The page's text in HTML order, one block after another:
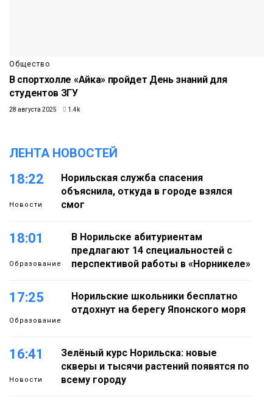
Общество
В спортхолле «Айка» пройдет День знаний для
студентов ЗГУ
28 августа 2025 1.4k
ЛЕНТА НОВОСТЕЙ
18:22
Новости
Норильская служба спасения
объяснила, откуда в городе взялся
смог
18:01
Образование
В Норильске абитуриентам
предлагают 14 специальностей с
перспективой работы в «Норникеле»
17:25
Образование
Норильские школьники бесплатно
отдохнут на берегу Японского моря
16:41
Новости
Зелёный курс Норильска: новые
скверы и тысячи растений появятся по
всему городу